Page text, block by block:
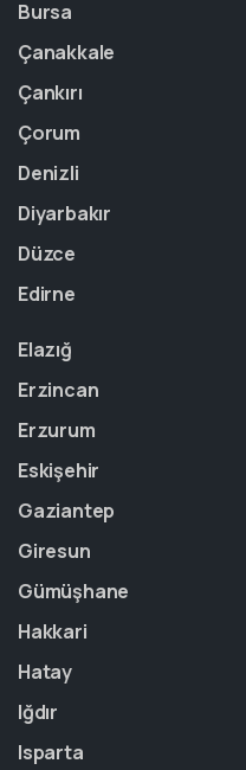
Bursa
Çanakkale
Çankırı
Çorum
Denizli
Diyarbakır
Düzce
Edirne
Elazığ
Erzincan
Erzurum
Eskişehir
Gaziantep
Giresun
Gümüşhane
Hakkari
Hatay
Iğdır
Isparta